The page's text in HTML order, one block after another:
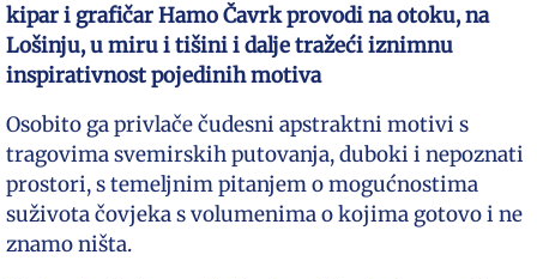
kipar i grafičar Hamo Čavrk provodi na otoku, na
Lošinju, u miru i tišini i dalje tražeći iznimnu
inspirativnost pojedinih motiva
Osobito ga privlače čudesni apstraktni motivi s
tragovima svemirskih putovanja, duboki i nepoznati
prostori, s temeljnim pitanjem o mogućnostima
suživota čovjeka s volumenima o kojima gotovo i ne
znamo ništa.